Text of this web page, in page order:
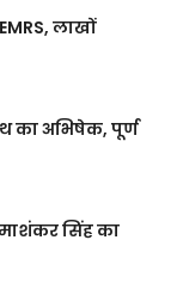
लाखों
का अभिषेक, पूर्ण
सिंह का